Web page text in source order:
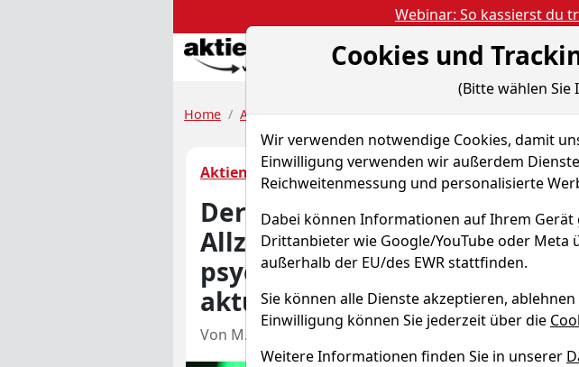
Webinar: So kassierst du
Aktien Nachrichten
Home Artikel Aktienanalysen Der S&P 500 ist fast
Aktienanalysen
Der S&P 500 ist fast zurück
Allzeithoch. Was sagen die
psychologischen Indikatoren
aktuellen Lage?
Von M. Müllerhoff Aktualisiert
Cookies und
(Bitte wählen Sie
Wir verwenden notwendige Cookies, damit
Einwilligung verwenden wir außerdem
Reichweitenmessung und personalisierte
Dabei können Informationen auf Ihrem
Drittanbieter wie Google/YouTube oder
außerhalb der EU/des EWR stattfinden.
Sie können alle Dienste akzeptieren,
Einwilligung können Sie jederzeit über die
Weitere Informationen finden Sie in unserer